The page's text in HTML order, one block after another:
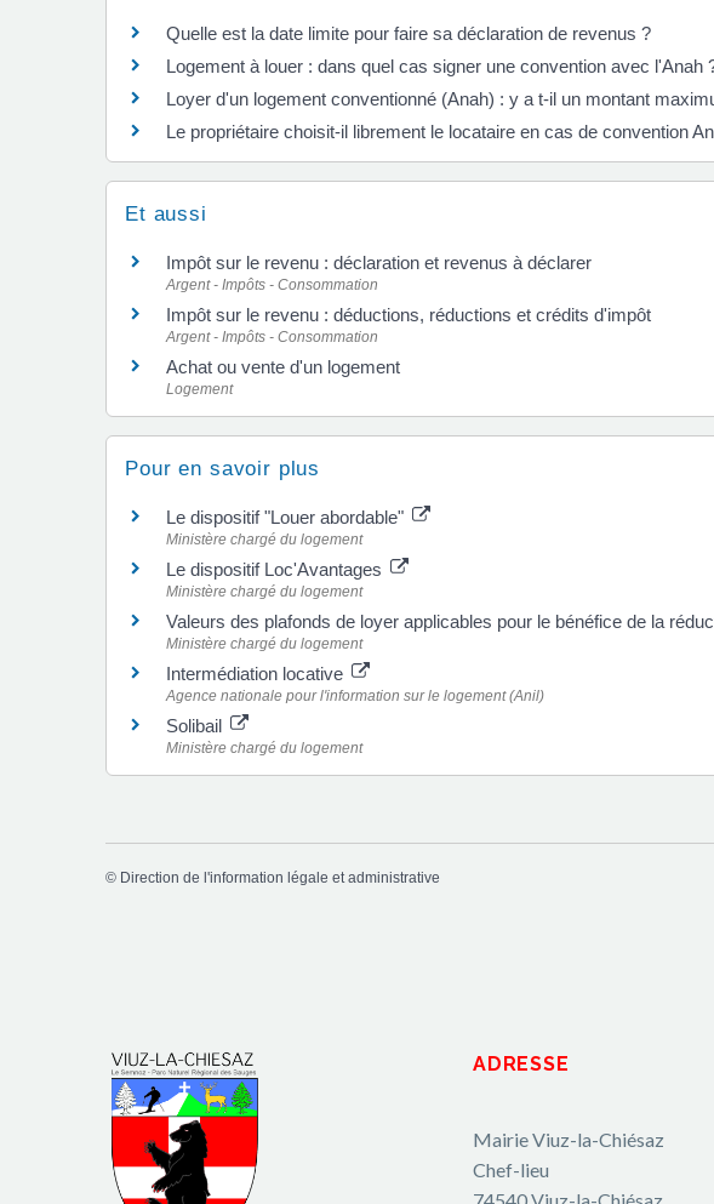
Quelle est la date limite pour faire sa déclaration de revenus ?
Logement à louer : dans quel cas signer une convention avec l'Anah
Loyer d'un logement conventionné (Anah) : y a t-il un montant
Le propriétaire choisit-il librement le locataire en cas de convention
Et aussi
Impôt sur le revenu : déclaration et revenus à déclarer
Argent - Impôts - Consommation
Impôt sur le revenu : déductions, réductions et crédits d'impôt
Argent - Impôts - Consommation
Achat ou vente d'un logement
Logement
Pour en savoir plus
Le dispositif "Louer abordable"
Ministère chargé du logement
Le dispositif Loc'Avantages
Ministère chargé du logement
Valeurs des plafonds de loyer applicables pour le bénéfice de la
Ministère chargé du logement
Intermédiation locative
Agence nationale pour l'information sur le logement (Anil)
Solibail
Ministère chargé du logement
© Direction de l'information légale et administrative
ADRESSE
Mairie Viuz-la-Chiésaz
Chef-lieu
74540 Viuz-la-Chiésaz